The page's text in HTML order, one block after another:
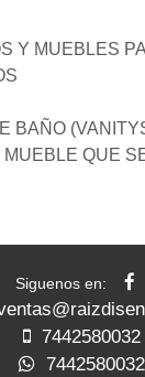
Y MUEBLES
BAÑO
MUEBLE QUE
Siguenos en:
7442580032
7442580032